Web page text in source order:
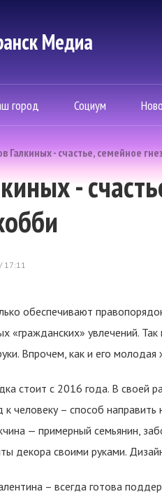
Mедиа
город Социум
Галкиных - счастье, семейное
-
17:11
обеспечивают
«гражданских» увлечений.
Впрочем, как и его молодая
стоит с 2016 года. В своей
человеку – способ направить
— примерный семьянин,
декора своими руками.
– всегда готова